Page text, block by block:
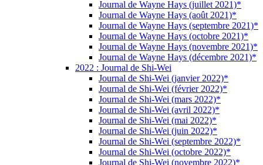
Journal de Wayne Hays (juillet 2021)*
Journal de Wayne Hays (août 2021)*
Journal de Wayne Hays (septembre 2021)*
Journal de Wayne Hays (octobre 2021)*
Journal de Wayne Hays (novembre 2021)*
Journal de Wayne Hays (décembre 2021)*
2022 : Journal de Shi-Wei
Journal de Shi-Wei (janvier 2022)*
Journal de Shi-Wei (février 2022)*
Journal de Shi-Wei (mars 2022)*
Journal de Shi-Wei (avril 2022)*
Journal de Shi-Wei (mai 2022)*
Journal de Shi-Wei (juin 2022)*
Journal de Shi-Wei (septembre 2022)*
Journal de Shi-Wei (octobre 2022)*
Journal de Shi-Wei (novembre 2022)*